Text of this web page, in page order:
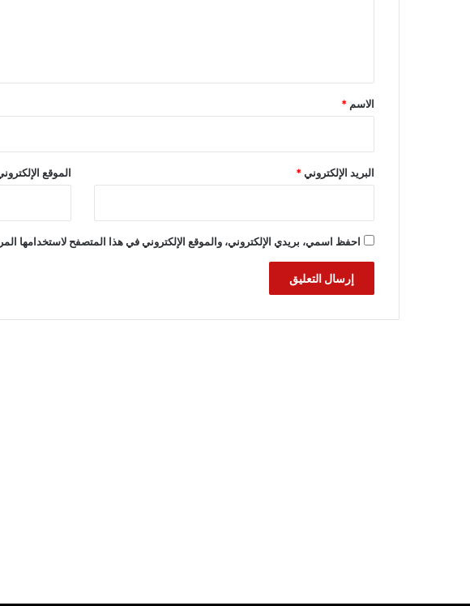
*
الاسم *
البريد الإلكتروني* الموقع
احفظ اسمي، بريدي الإلكتروني، والموقع الإلكتروني في هذا المتصفح لاستخدامها